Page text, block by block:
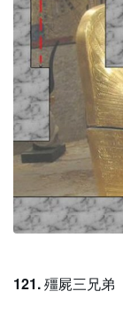
121.殭屍三兄弟